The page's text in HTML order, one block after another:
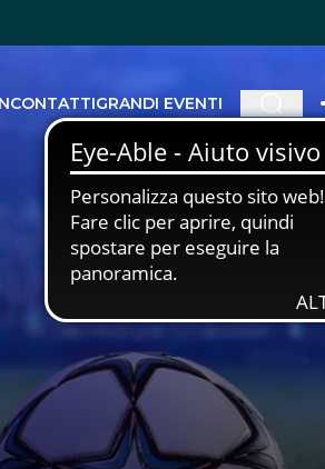
CONTATTIGRANDI EVENTI